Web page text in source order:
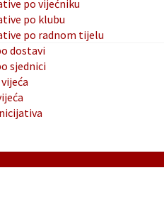
po vijećniku
po klubu
po radnom tijelu
dostavi
sjednici